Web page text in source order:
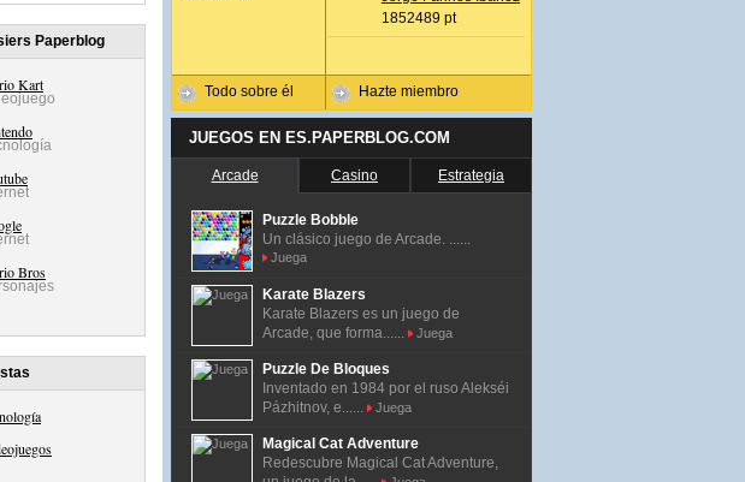
Paperblog
Kart
Bros
Todo sobre él
1852489 pt
Hazte miembro
JUEGOS EN ES.PAPERBLOG.COM
Arcade Casino Estrategia
Puzzle Bobble
Un clásico juego de Arcade. ......
Juega
Karate Blazers
Karate Blazers es un juego de
Arcade, que forma......
Juega
Puzzle De Bloques
Inventado en 1984 por el ruso Alekséi
Pázhitnov, e......
Juega
Magical Cat Adventure
Redescubre Magical Cat Adventure,